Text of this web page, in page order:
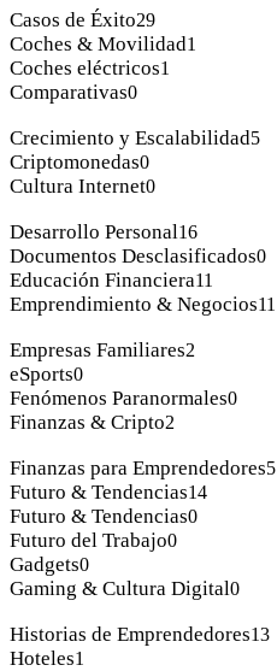
Casos de Éxito29
Coches & Movilidad1
Coches eléctricos1
Comparativas0
Crecimiento y Escalabilidad5
Criptomonedas0
Cultura Internet0
Desarrollo Personal16
Documentos Desclasificados0
Educación Financiera11
Emprendimiento & Negocios11
Empresas Familiares2
eSports0
Fenómenos Paranormales0
Finanzas & Cripto2
Finanzas para Emprendedores5
Futuro & Tendencias14
Futuro & Tendencias0
Futuro del Trabajo0
Gadgets0
Gaming & Cultura Digital0
Historias de Emprendedores13
Hoteles1